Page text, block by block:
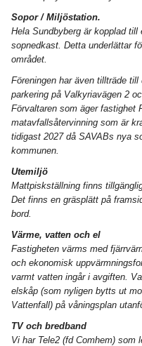
Sopor / Miljöstation.
Hela Sundbyberg är kopplad
sopnedkast. Detta underlättar
området.
Föreningen har även tillträde
parkering på Valkyriavägen 2
Förvaltaren som äger fastighet
matavfallsåtervinning som är
tidigast 2027 då SAVABs nya
kommunen.
Utemiljö
Mattpiskställning finns
Det finns en gräsplätt på
bord.
Värme, vatten och el
Fastigheten värms med
och ekonomisk
varmt vatten ingår i avgiften.
elskåp (som nyligen bytts ut
Vattenfall) på våningsplan
TV och bredband
Vi har Tele2 (fd Comhem) som